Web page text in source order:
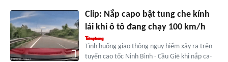
Clip: Nắp capo bật tung che kính
lái khi ô tô đang chạy 100 km/h
Tình huống giao thông nguy hiểm xảy ra trên
tuyến cao tốc Ninh Bình - Cầu Giẽ khi nắp ca-